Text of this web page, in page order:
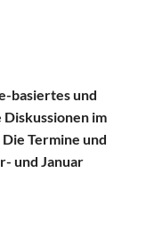
basiertes und
im
Termine und
und Januar